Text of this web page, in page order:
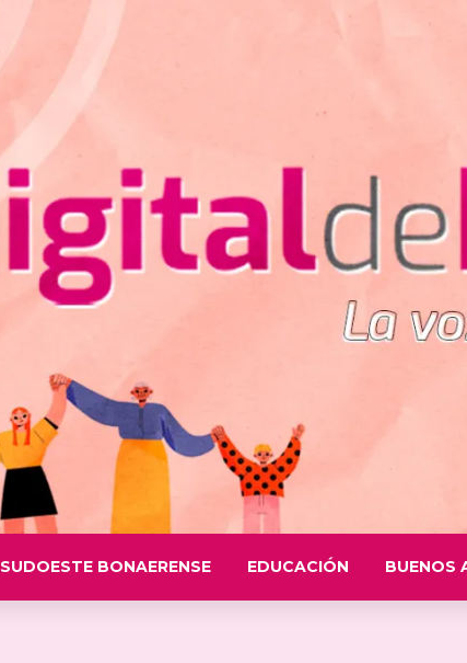
SUDOESTE BONAERENSE EDUCACIÓN BUENOS